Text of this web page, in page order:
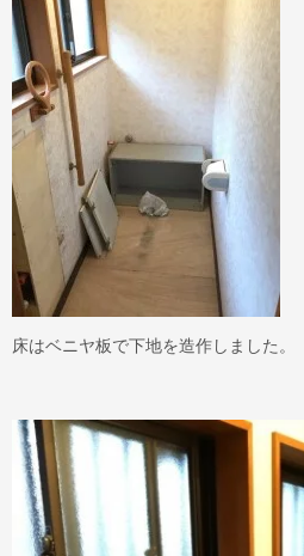
床はベニヤ板で下地を造作しました。